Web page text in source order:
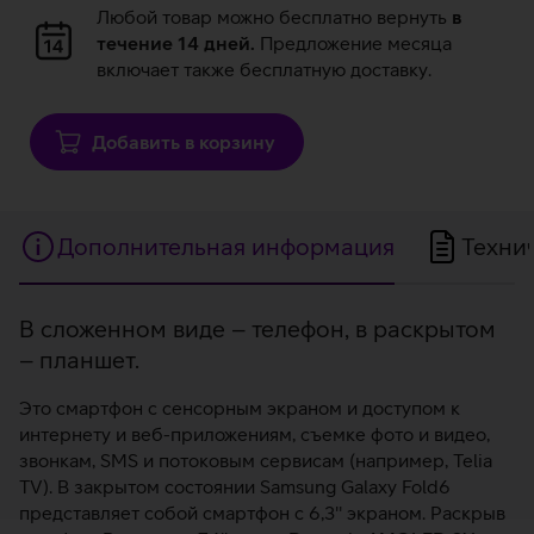
Загрузка
данных
Любой товар можно бесплатно вернуть в
течение 14 дней. Предложение месяца
включает также бесплатную доставку.
Добавить в корзину
Дополнительная информация
Дополнительная
информация
В сложенном виде – телефон, в раскрытом
– планшет.
Это смартфон с сенсорным экраном и доступом к
интернету и веб-приложениям, съемке фото и видео,
звонкам, SMS и потоковым сервисам (например, Telia
TV). В закрытом состоянии Samsung Galaxy Fold6
представляет собой смартфон с 6,3'' экраном. Раскрыв